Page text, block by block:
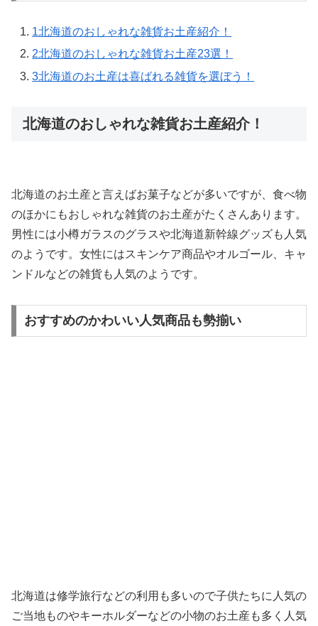
1北海道のおしゃれな雑貨お土産紹介！
2北海道のおしゃれな雑貨お土産23選！
3北海道のお土産は喜ばれる雑貨を選ぼう！
北海道のおしゃれな雑貨お土産紹介！
北海道のお土産と言えばお菓子などが多いですが、食べ物
のほかにもおしゃれな雑貨のお土産がたくさんあります。
男性には小樽ガラスのグラスや北海道新幹線グッズも人気
のようです。女性にはスキンケア商品やオルゴール、キャ
ンドルなどの雑貨も人気のようです。
おすすめのかわいい人気商品も勢揃い
北海道は修学旅行などの利用も多いので子供たちに人気の
ご当地ものやキーホルダーなどの小物のお土産も多く人気